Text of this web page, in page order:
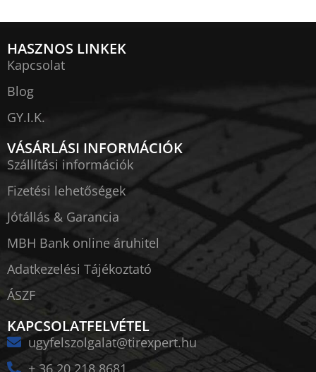
HASZNOS LINKEK
Kapcsolat
Blog
GY.I.K.
VÁSÁRLÁSI INFORMÁCIÓK
Szállítási információk
Fizetési lehetőségek
Jótállás & Garancia
MBH Bank online áruhitel
Adatkezelési Tájékoztató
ÁSZF
KAPCSOLATFELVÉTEL
ugyfelszolgalat@tirexpert.hu
+ 36 20 218 8681